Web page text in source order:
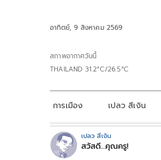
อาทิตย์, 9 สิงหาคม 2569
สภาพอากาศวันนี้
THAILAND 31.2°C/26.5°C
การเมือง เปลว สีเงิน
เปลว สีเงิน
สวัสดี...คุณครู!